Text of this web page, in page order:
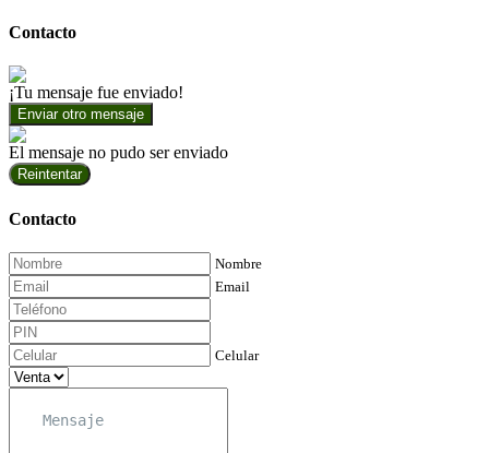
Contacto
¡Tu mensaje fue enviado!
Enviar otro mensaje
El mensaje no pudo ser enviado
Reintentar
Contacto
Nombre
Email
Celular